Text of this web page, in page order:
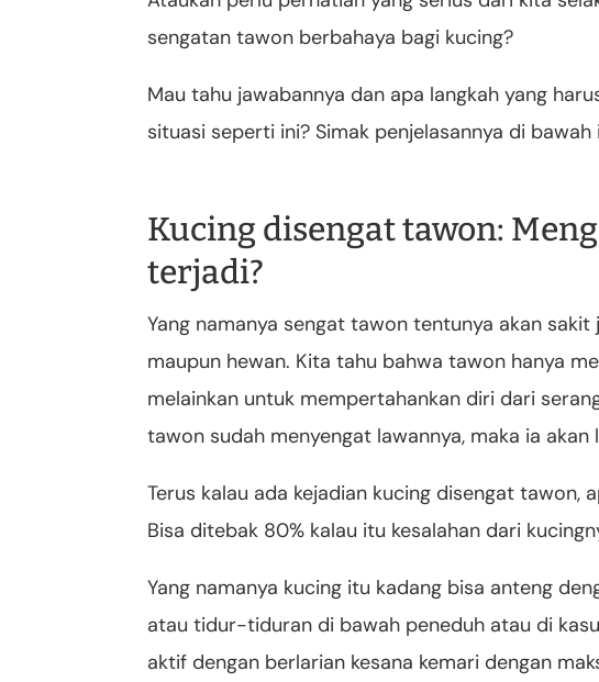
sengatan tawon berbahaya bagi kucing?
Mau tahu jawabannya dan apa langkah yang
situasi seperti ini? Simak penjelasannya di bawah
Kucing disengat tawon:
terjadi?
Yang namanya sengat tawon tentunya akan
maupun hewan. Kita tahu bahwa tawon hanya
melainkan untuk mempertahankan diri dari
tawon sudah menyengat lawannya, maka ia akan
Terus kalau ada kejadian kucing disengat tawon,
Bisa ditebak 80% kalau itu kesalahan dari
Yang namanya kucing itu kadang bisa anteng
atau tidur-tiduran di bawah peneduh atau di
aktif dengan berlarian kesana kemari dengan